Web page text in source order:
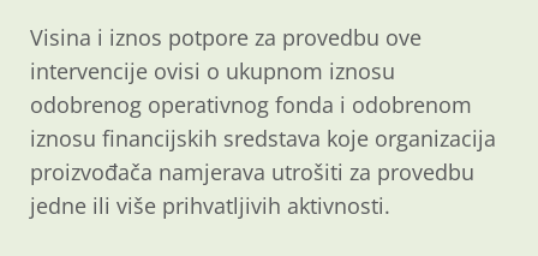
Visina i iznos potpore za provedbu ove
intervencije ovisi o ukupnom iznosu
odobrenog operativnog fonda i odobrenom
iznosu financijskih sredstava koje organizacija
proizvođača namjerava utrošiti za provedbu
jedne ili više prihvatljivih aktivnosti.